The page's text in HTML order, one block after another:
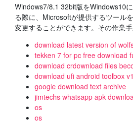
Windows7/8.1 32bit版をWindows10
る際に、Microsoftが提供するツール
変更することができます。その作業
download latest version of
tekken 7 for pc free download
download crdownload files
download ufi android toolbox
google download text archive
jimtechs whatsapp apk
os
os